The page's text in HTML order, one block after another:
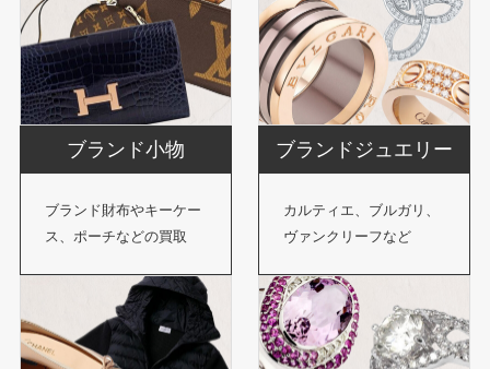
ブランド小物
ブランド財布やキーケー
ス、ポーチなどの買取
ブランドジュエリー
カルティエ、ブルガリ、
ヴァンクリーフなど